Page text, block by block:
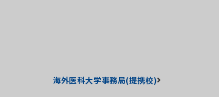
海外医科大学事務局(提携校)